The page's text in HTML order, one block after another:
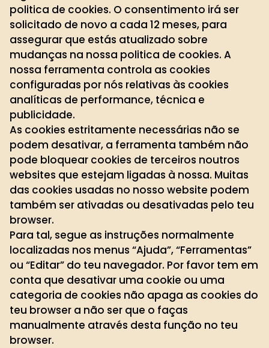
politica de cookies. O consentimento irá ser
solicitado de novo a cada 12 meses, para
assegurar que estás atualizado sobre
mudanças na nossa politica de cookies. A
nossa ferramenta controla as cookies
configuradas por nós relativas às cookies
analíticas de performance, técnica e
publicidade.
As cookies estritamente necessárias não se
podem desativar, a ferramenta também não
pode bloquear cookies de terceiros noutros
websites que estejam ligadas à nossa. Muitas
das cookies usadas no nosso website podem
também ser ativadas ou desativadas pelo teu
browser.
Para tal, segue as instruções normalmente
localizadas nos menus “Ajuda”, “Ferramentas”
ou “Editar” do teu navegador. Por favor tem em
conta que desativar uma cookie ou uma
categoria de cookies não apaga as cookies do
teu browser a não ser que o faças
manualmente através desta função no teu
browser.